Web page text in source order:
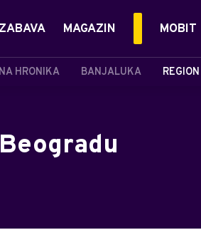
HRONIKA BANJALUKA REGION
ZABAVA MAGAZIN MOBIT